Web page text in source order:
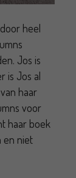
heel
Jos is
is Jos al
haar
voor
haar boek
en niet